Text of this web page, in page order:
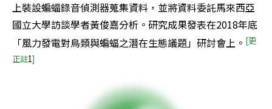
上裝設蝙蝠錄音偵測器蒐集資料，並將資料委託馬來西亞
國立大學訪談學者黃俊嘉分析。研究成果發表在2018年底
「風力發電對鳥類與蝙蝠之潛在生態議題」研討會上。 [更
正註1]